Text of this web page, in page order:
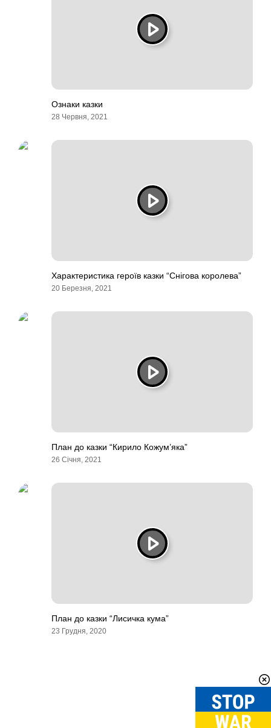
Ознаки казки
28 Червня, 2021
Характеристика героїв казки “Снігова королева”
20 Березня, 2021
План до казки “Кирило Кожум’яка”
26 Січня, 2021
План до казки “Лисичка кума”
23 Грудня, 2020